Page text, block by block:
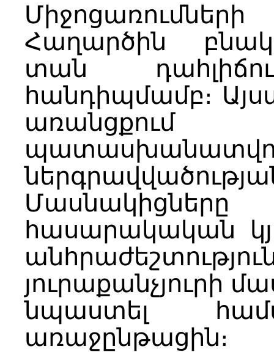
Հաղարծին
տան
հանդիպմամբ։
առանցքում
հասարակական
յուրաքանչյուրի
նպաստել
առաջընթացին։